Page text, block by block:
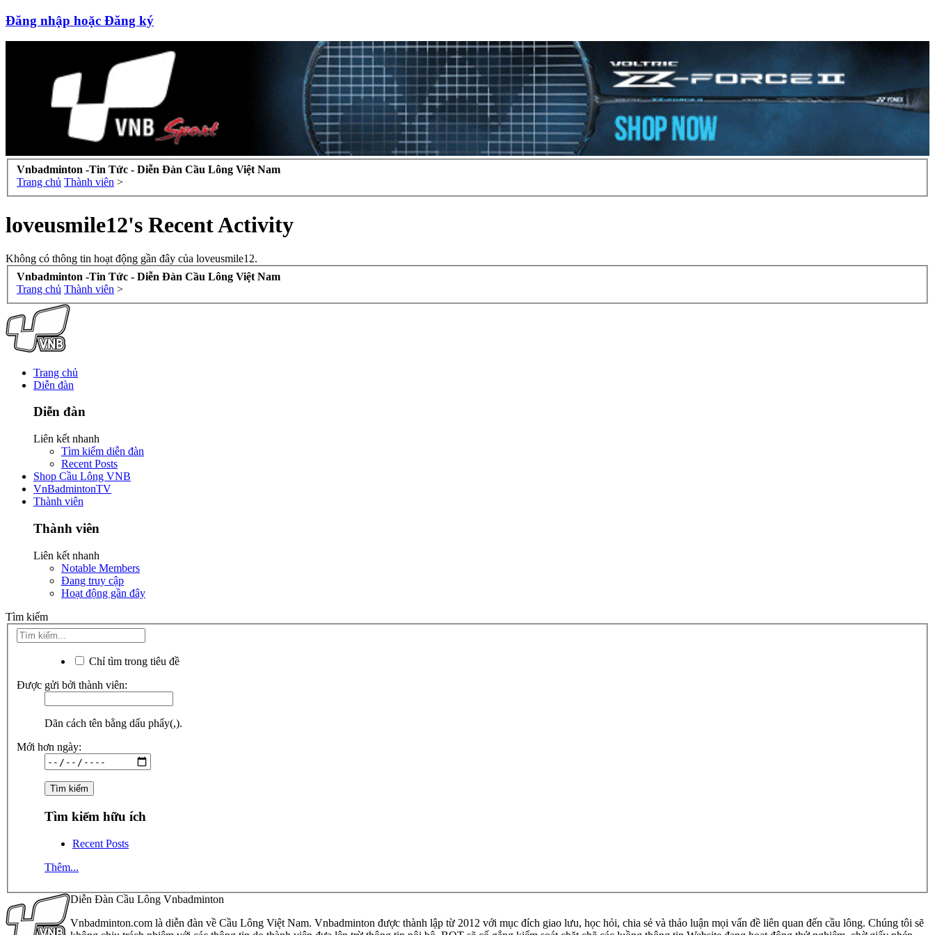
Đăng nhập hoặc Đăng ký
Vnbadminton -Tin Tức - Diễn Đàn Cầu Lông Việt Nam
Trang chủ Thành viên >
loveusmile12's Recent Activity
Không có thông tin hoạt động gần đây của loveusmile12.
Vnbadminton -Tin Tức - Diễn Đàn Cầu Lông Việt Nam
Trang chủ Thành viên >
Trang chủ
Diễn đàn
Diễn đàn
Liên kết nhanh
Tìm kiếm diễn đàn
Recent Posts
Shop Cầu Lông VNB
VnBadmintonTV
Thành viên
Thành viên
Liên kết nhanh
Notable Members
Đang truy cập
Hoạt động gần đây
Tìm kiếm
Chỉ tìm trong tiêu đề
Được gửi bởi thành viên:
Dãn cách tên bằng dấu phẩy(,).
Mới hơn ngày:
Tìm kiếm hữu ích
Recent Posts
Thêm...
Diễn Đàn Cầu Lông Vnbadminton
Vnbadminton.com là diễn đàn về Cầu Lông Việt Nam. Vnbadminton được thành lập từ 2012 với mục đích giao lưu, học hỏi, chia sẻ và thảo luận mọi vấn đề liên quan đến cầu lông. Chúng tôi sẽ